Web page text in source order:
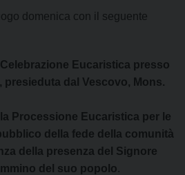
domenica con il seguente
Celebrazione Eucaristica presso
presieduta dal Vescovo, Mons.
Processione Eucaristica per le
della fede della comunità
della presenza del Signore
del suo popolo.